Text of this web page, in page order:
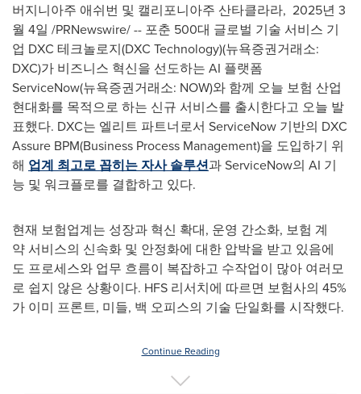
버지니아주 애쉬번 및 캘리포니아주 산타클라라, 2025년 3
월 4일 /PRNewswire/ -- 포춘 500대 글로벌 기술 서비스 기
업 DXC 테크놀로지(DXC Technology)(뉴욕증권거래소:
DXC)가 비즈니스 혁신을 선도하는 AI 플랫폼
ServiceNow(뉴욕증권거래소: NOW)와 함께 오늘 보험 산업
현대화를 목적으로 하는 신규 서비스를 출시한다고 오늘 발
표했다. DXC는 엘리트 파트너로서 ServiceNow 기반의 DXC
Assure BPM(Business Process Management)을 도입하기 위
해 업계 최고로 꼽히는 자사 솔루션과 ServiceNow의 AI 기
능 및 워크플로를 결합하고 있다.
현재 보험업계는 성장과 혁신 확대, 운영 간소화, 보험 계
약 서비스의 신속화 및 안정화에 대한 압박을 받고 있음에
도 프로세스와 업무 흐름이 복잡하고 수작업이 많아 여러모
로 쉽지 않은 상황이다. HFS 리서치에 따르면 보험사의 45%
가 이미 프론트, 미들, 백 오피스의 기술 단일화를 시작했다.
Continue Reading